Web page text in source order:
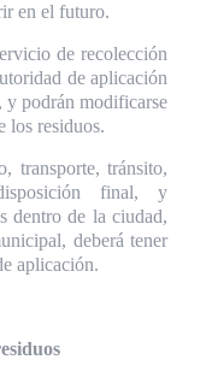
en el futuro.
de recolección
de aplicación
y podrán modificarse
los residuos.
transporte, tránsito,
final, y
dentro de la ciudad,
deberá tener
aplicación.